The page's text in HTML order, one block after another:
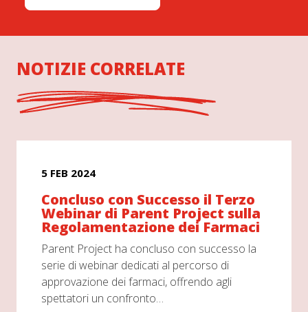
NOTIZIE CORRELATE
5 FEB 2024
Concluso con Successo il Terzo
Webinar di Parent Project sulla
Regolamentazione dei Farmaci
Parent Project ha concluso con successo la
serie di webinar dedicati al percorso di
approvazione dei farmaci, offrendo agli
spettatori un confronto…